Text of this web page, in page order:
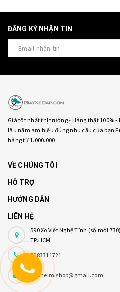
ĐĂNG KÝ NHẬN TIN
Giá tốt nhất thị trường - Hàng thật 100%
lâu năm am hiểu đúng nhu cầu của bạn
hàng từ 1.000.000
VỀ CHÚNG TÔI
HỖ TRỢ
HƯỚNG DẪN
LIÊN HỆ
590 Xô Viết Nghệ Tĩnh (số mới
TP.HCM
0983311721
onlineimishop@gmail.com